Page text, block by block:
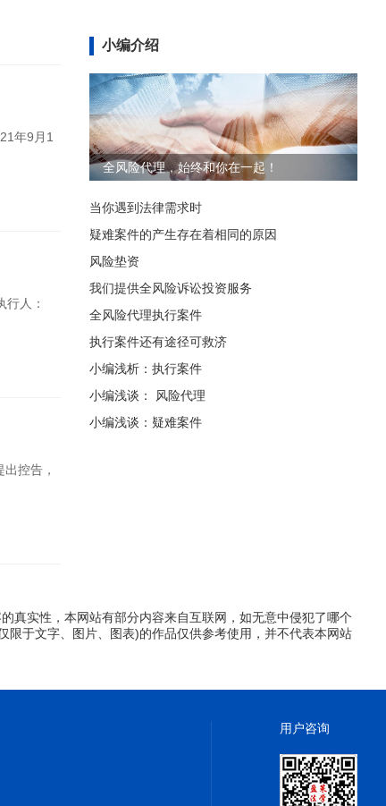
年9月1
人：
控告，
小编介绍
全风险代理，始终和你在一起！
当你遇到法律需求时
疑难案件的产生存在着相同的原因
风险垫资
我们提供全风险诉讼投资服务
全风险代理执行案件
执行案件还有途径可救济
小编浅析：执行案件
小编浅谈： 风险代理
小编浅谈：疑难案件
真实性，本网站有部分内容来自互联网，如无意中侵犯了哪个
于文字、图片、图表)的作品仅供参考使用，并不代表本网站
用户咨询